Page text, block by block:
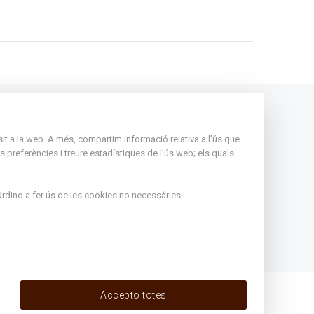
Rep tota l'actualitat del Comú
d'Ordino en el teu correu
Subscriu-te
a la web. A més, compartim informació relativa a l’ús que
i treure estadístiques de l’ús web; els quals
a fer ús de les cookies no necessàries.
Accepto totes